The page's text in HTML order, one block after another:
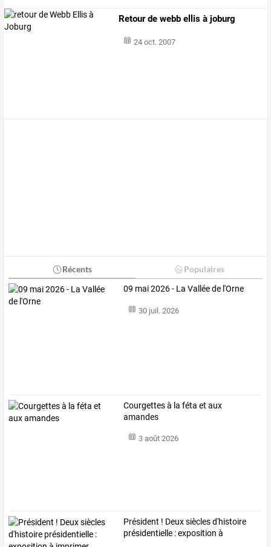
Retour de webb ellis à joburg
24 oct. 2007
Récents Populaires
09 mai 2026 - La Vallée de l'Orne
30 juil. 2026
Courgettes à la féta et aux
amandes
3 août 2026
Président ! Deux siècles d'histoire
présidentielle : exposition à